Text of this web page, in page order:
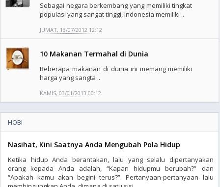
Sebagai negara berkembang yang memiliki tingkat
populasi yang sangat tinggi, Indonesia memiliki ..
JUMAT, 13/07/2012 12:12
10 Makanan Termahal di Dunia
Beberapa makanan di dunia ini memang memiliki
harga yang sangta ..
KAMIS, 03/01/2013 00:12
HOBI
Nasihat, Kini Saatnya Anda Mengubah Pola Hidup
Ketika hidup Anda berantakan, lalu yang selalu dipertanyakan
orang kepada Anda adalah, “Kapan hidupmu berubah?” dan
“Apakah kamu akan begini terus?”. Pertanyaan-pertanyaan lalu